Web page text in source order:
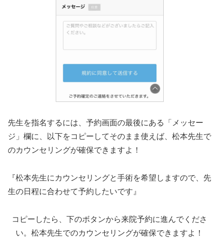
先生を指名するには、予約画面の最後にある「メッセー
ジ」欄に、以下をコピーしてそのまま使えば、松本先生で
のカウンセリングが確保できますよ！
『松本先生にカウンセリングと手術を希望しますので、先
生の日程に合わせて予約したいです』
コピーしたら、下のボタンから来院予約に進んでくださ
い。松本先生でのカウンセリングが確保できますよ！